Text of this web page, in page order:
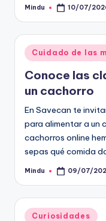
Publicado
Mindu 10/07/
Publicado
en
Cuidado de las
Conoce las
un cachorro
En Savecan te
para alimentar a un
cachorros online
sepas qué comida
Publicado
Mindu 09/07/
Publicado
Curiosidades